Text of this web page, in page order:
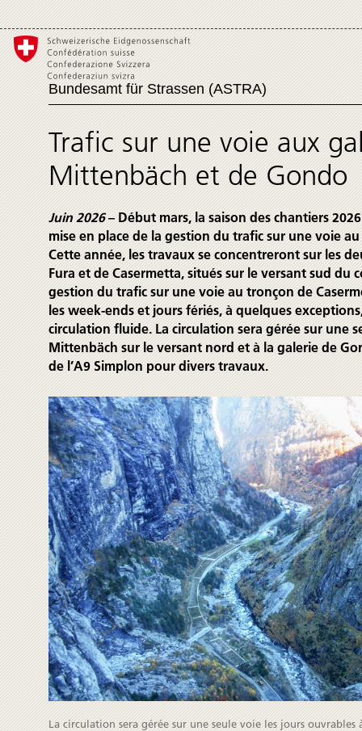
Bundesamt für Strassen (ASTRA)
Trafic sur une voie aux
Mittenbäch et de Gondo
Juin 2026– Début mars, la saison des chantiers
mise en place de la gestion du trafic sur une voie
Cette année, les tra­vaux se concen­treront sur les
Fura et de Caser­metta, situés sur le ver­sant sud du
gestion du trafic sur une voie au tronçon de
les week-ends et jours fériés, à quelques
circula­tion fluide. La circulation sera gérée sur une
Mittenbäch sur le versant nord et à la galerie de
de l’A9 Simplon pour divers travaux.
La circulation sera gérée sur une seule voie les jours ouvrables